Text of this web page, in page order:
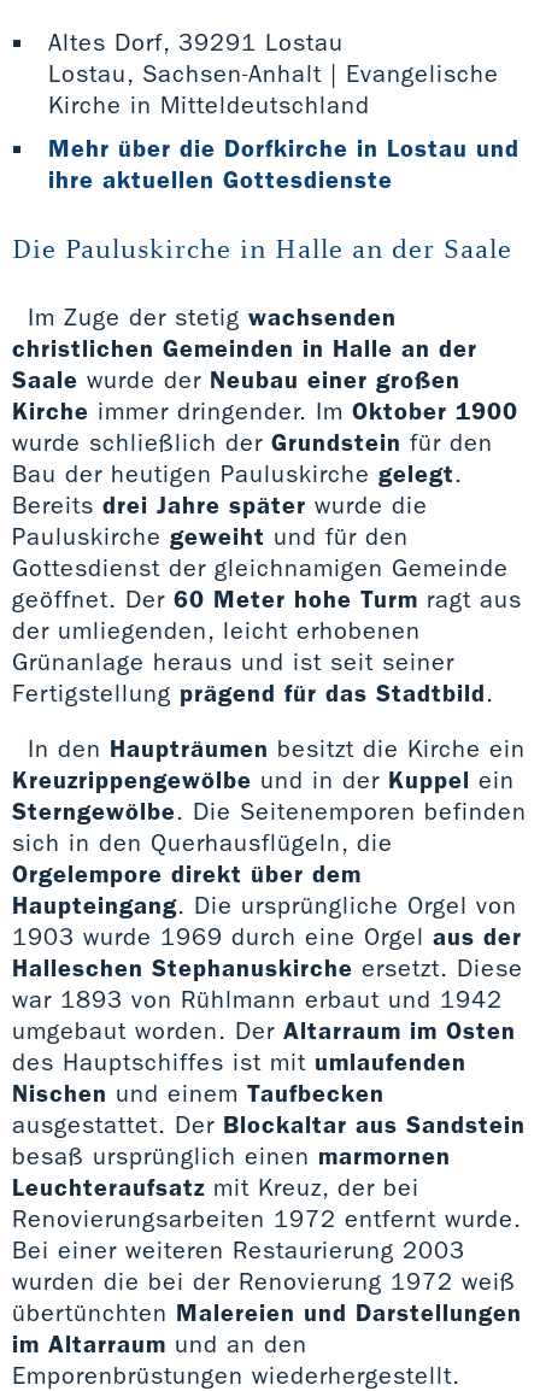
Altes Dorf, 39291 Lostau
Lostau, Sachsen-Anhalt | Evangelische
Kirche in Mitteldeutschland
Mehr über die Dorfkirche in Lostau und
ihre aktuellen Gottesdienste
Die Pauluskirche in Halle an der Saale
Im Zuge der stetig wachsenden
christlichen Gemeinden in Halle an der
Saale wurde der Neubau einer großen
Kirche immer dringender. Im Oktober 1900
wurde schließlich der Grundstein für den
Bau der heutigen Pauluskirche gelegt.
Bereits drei Jahre später wurde die
Pauluskirche geweiht und für den
Gottesdienst der gleichnamigen Gemeinde
geöffnet. Der 60 Meter hohe Turm ragt aus
der umliegenden, leicht erhobenen
Grünanlage heraus und ist seit seiner
Fertigstellung prägend für das Stadtbild.
In den Haupträumen besitzt die Kirche ein
Kreuzrippengewölbe und in der Kuppel ein
Sterngewölbe. Die Seitenemporen befinden
sich in den Querhausflügeln, die
Orgelempore direkt über dem
Haupteingang. Die ursprüngliche Orgel von
1903 wurde 1969 durch eine Orgel aus der
Halleschen Stephanuskirche ersetzt. Diese
war 1893 von Rühlmann erbaut und 1942
umgebaut worden. Der Altarraum im Osten
des Hauptschiffes ist mit umlaufenden
Nischen und einem Taufbecken
ausgestattet. Der Blockaltar aus Sandstein
besaß ursprünglich einen marmornen
Leuchteraufsatz mit Kreuz, der bei
Renovierungsarbeiten 1972 entfernt wurde.
Bei einer weiteren Restaurierung 2003
wurden die bei der Renovierung 1972 weiß
übertünchten Malereien und Darstellungen
im Altarraum und an den
Emporenbrüstungen wiederhergestellt.